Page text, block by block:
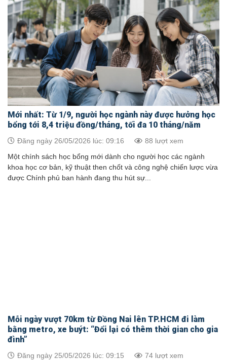
Mới nhất: Từ 1/9, người học ngành này được hưởng học
bổng tới 8,4 triệu đồng/tháng, tối đa 10 tháng/năm
Đăng ngày 26/05/2026 lúc: 09:16 88 lượt xem
Một chính sách học bổng mới dành cho người học các ngành
khoa học cơ bản, kỹ thuật then chốt và công nghệ chiến lược vừa
được Chính phủ ban hành đang thu hút sự...
Mỗi ngày vượt 70km từ Đồng Nai lên TP.HCM đi làm
bằng metro, xe buýt: “Đổi lại có thêm thời gian cho gia
đình”
Đăng ngày 25/05/2026 lúc: 09:15 74 lượt xem